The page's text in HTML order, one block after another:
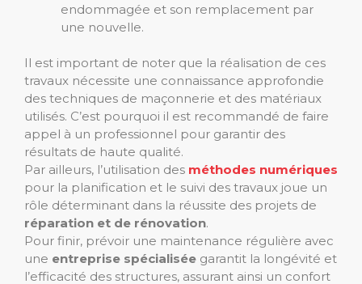
endommagée et son remplacement par
une nouvelle.
Il est important de noter que la réalisation de ces
travaux nécessite une connaissance approfondie
des techniques de maçonnerie et des matériaux
utilisés. C’est pourquoi il est recommandé de faire
appel à un professionnel pour garantir des
résultats de haute qualité.
Par ailleurs, l’utilisation des méthodes numériques
pour la planification et le suivi des travaux joue un
rôle déterminant dans la réussite des projets de
réparation et de rénovation.
Pour finir, prévoir une maintenance régulière avec
une entreprise spécialisée garantit la longévité et
l’efficacité des structures, assurant ainsi un confort